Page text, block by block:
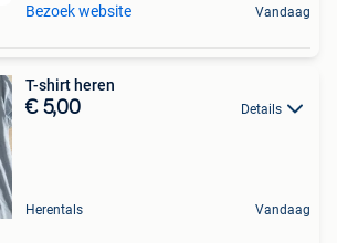
Bezoek website Vandaag
T-shirt heren
€ 5,00 Details
Herentals Vandaag